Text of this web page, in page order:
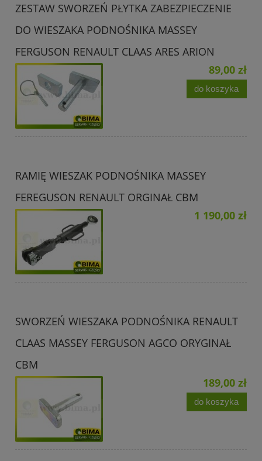
ZESTAW SWORZEŃ PŁYTKA ZABEZPIECZENIE
DO WIESZAKA PODNOŚNIKA MASSEY
FERGUSON RENAULT CLAAS ARES ARION
89,00 zł
do koszyka
RAMIĘ WIESZAK PODNOŚNIKA MASSEY
FEREGUSON RENAULT ORGINAŁ CBM
1 190,00 zł
SWORZEŃ WIESZAKA PODNOŚNIKA RENAULT
CLAAS MASSEY FERGUSON AGCO ORYGINAŁ
CBM
189,00 zł
do koszyka